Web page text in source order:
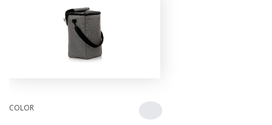
COLOR